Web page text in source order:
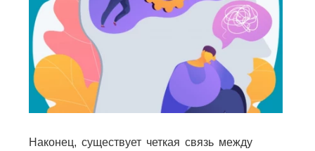
Наконец, существует четкая связь между